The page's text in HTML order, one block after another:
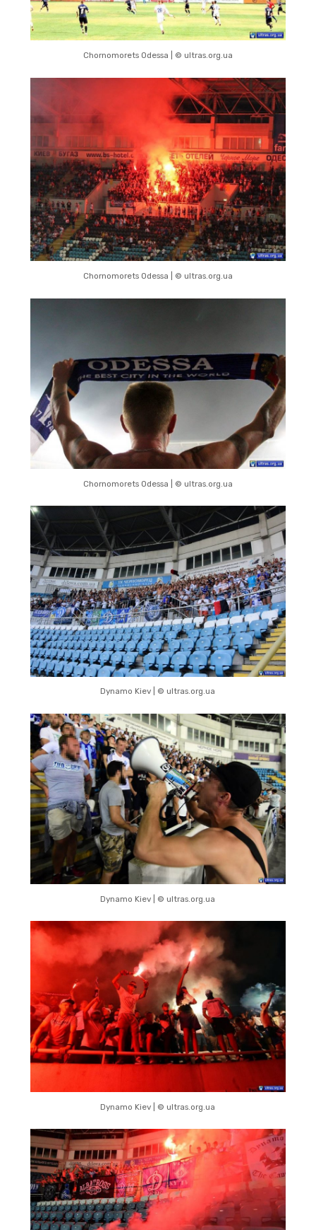
Chornomorets Odessa | © ultras.org.ua
Chornomorets Odessa | © ultras.org.ua
Chornomorets Odessa | © ultras.org.ua
Dynamo Kiev | © ultras.org.ua
Dynamo Kiev | © ultras.org.ua
Dynamo Kiev | © ultras.org.ua